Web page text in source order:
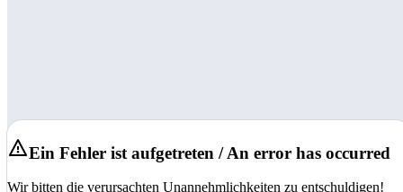
Ein Fehler ist aufgetreten / An error has occurred
Wir bitten die verursachten Unannehmlichkeiten zu entschuldigen!